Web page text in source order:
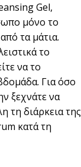
Gel,
μόνο το
τα μάτια.
το
να το
Για όσο
ξεχνάτε να
τη διάρκεια της
κατά τη